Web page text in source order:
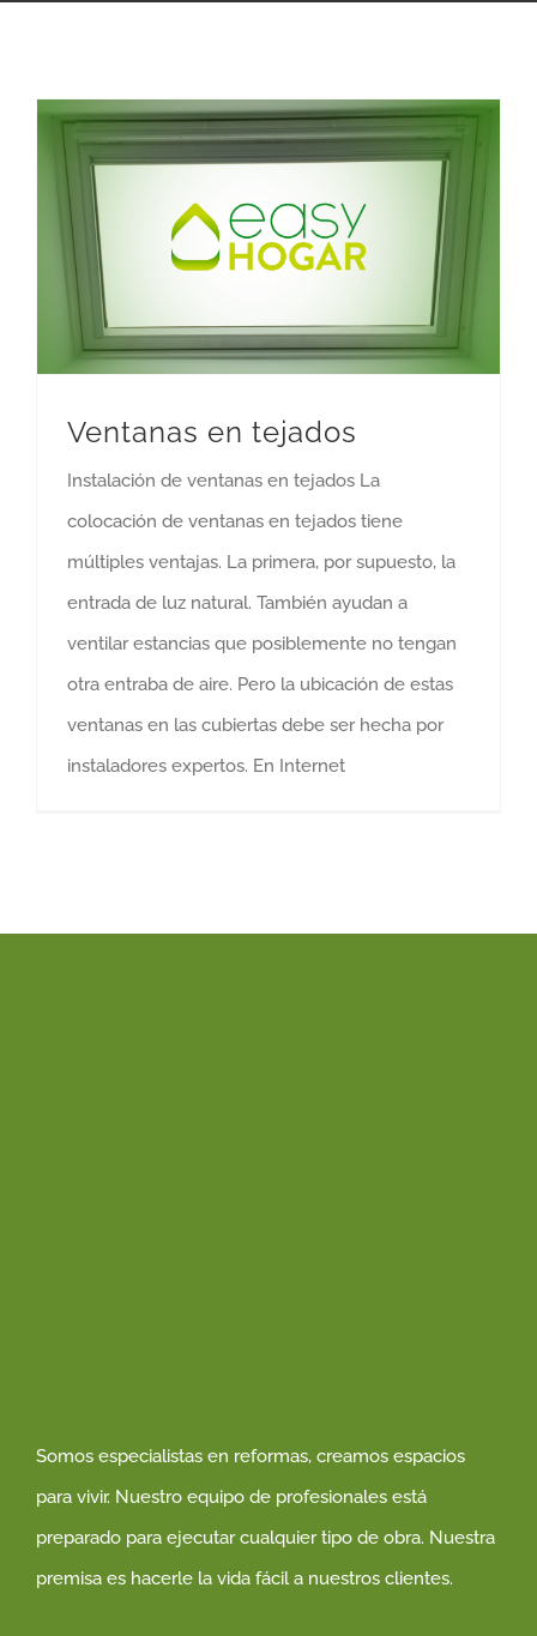
Ventanas en tejados
Instalación de ventanas en tejados La
colocación de ventanas en tejados tiene
múltiples ventajas. La primera, por supuesto, la
entrada de luz natural. También ayudan a
ventilar estancias que posiblemente no tengan
otra entraba de aire. Pero la ubicación de estas
ventanas en las cubiertas debe ser hecha por
instaladores expertos. En Internet
Somos especialistas en reformas, creamos espacios
para vivir. Nuestro equipo de profesionales está
preparado para ejecutar cualquier tipo de obra. Nuestra
premisa es hacerle la vida fácil a nuestros clientes.